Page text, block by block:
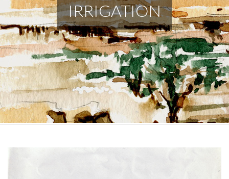
IRRIGATION